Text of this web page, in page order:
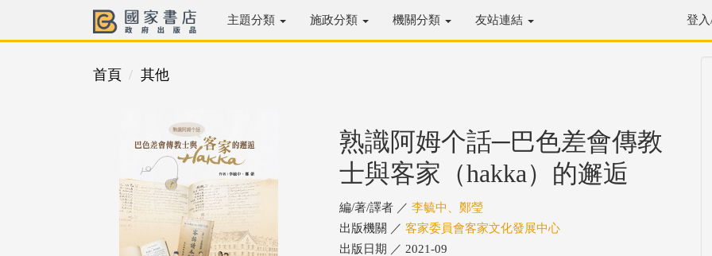
主題分類 施政分類 機關分類 友站連結 登
首頁 其他
熟識阿姆个話─巴色差會傳教
士與客家（hakka）的邂逅
編/著/譯者 ／ 李毓中、鄭瑩
出版機關 ／ 客家委員會客家文化發展中心
出版日期 ／ 2021-09